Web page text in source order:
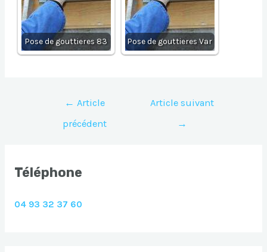
Pose de gouttieres 83 Pose de gouttieres Var
Navigation
l’article
← Article
précédent
Article suivant
→
Téléphone
04 93 32 37 60